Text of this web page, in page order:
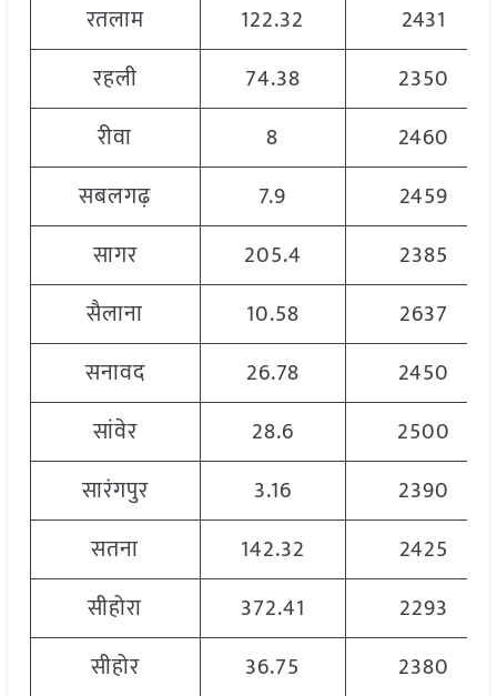
रतलाम
122.32
2431
रहली
74.38
2350
रीवा
8
2460
सबलगढ़
7.9
2459
सागर
205.4
2385
सैलाना
10.58
2637
सनावद
26.78
2450
सांवेर
28.6
2500
सारंगपुर
3.16
2390
सतना
142.32
2425
सीहोरा
372.41
2293
सीहोर
36.75
2380